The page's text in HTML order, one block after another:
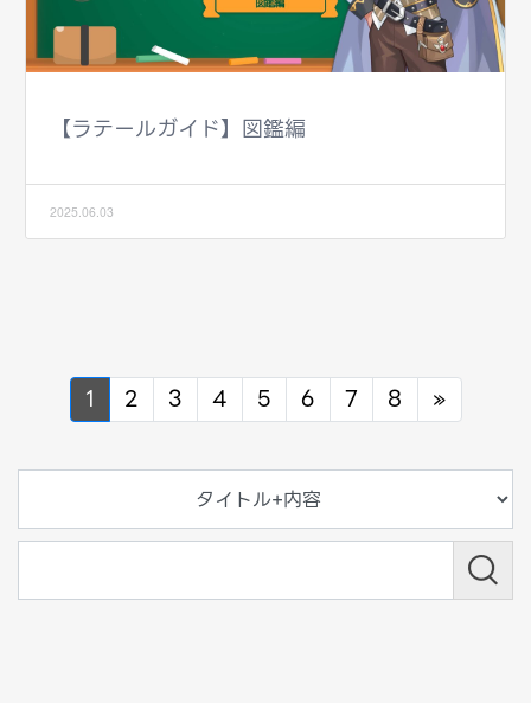
【ラテールガイド】図鑑編
2025.06.03
1 2 3 4 5 6 7 8 »Next